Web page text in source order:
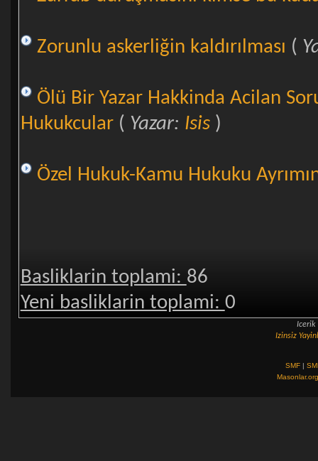
Zorunlu askerliğin kaldırılması (
Ölü Bir Yazar Hakkinda Acilan
Hukukcular( Yazar: Isis)
Özel Hukuk-Kamu Hukuku
Basliklarin toplami: 86
Yeni basliklarin toplami: 0
Izinsiz
SMF |
Masonlar.org